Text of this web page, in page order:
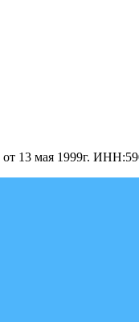
от 13 мая 1999г.